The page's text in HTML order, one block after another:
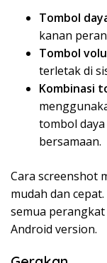
Tombol
kanan
Tombol
terletak di
Kombinasi
tombol
bersamaan.
Cara screenshot
mudah dan
semua
Android version.